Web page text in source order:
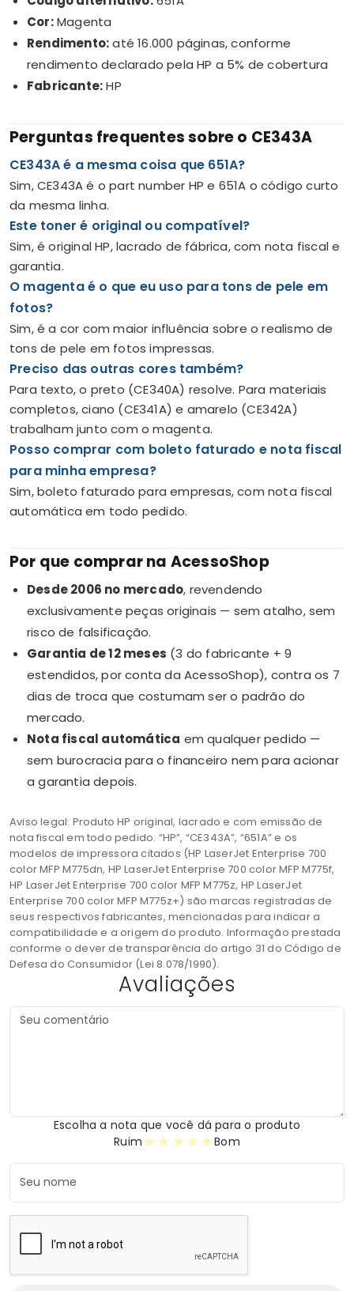
Cor:Magenta
Rendimento:até 16.000 páginas, conforme
rendimento declarado pela HP a 5% de cobertura
Fabricante:HP
Perguntas frequentes sobre o CE343A
CE343A é a mesma coisa que 651A?
Sim, CE343A é o part number HP e 651A o código curto
da mesma linha.
Este toner é original ou compatível?
Sim, é original HP, lacrado de fábrica, com nota fiscal e
garantia.
O magenta é o que eu uso para tons de pele em
fotos?
Sim, é a cor com maior influência sobre o realismo de
tons de pele em fotos impressas.
Preciso das outras cores também?
Para texto, o preto (CE340A) resolve. Para materiais
completos, ciano (CE341A) e amarelo (CE342A)
trabalham junto com o magenta.
Posso comprar com boleto faturado e nota fiscal
para minha empresa?
Sim, boleto faturado para empresas, com nota fiscal
automática em todo pedido.
Por que comprar na AcessoShop
Desde 2006 no mercado, revendendo
exclusivamente peças originais — sem atalho, sem
risco de falsificação.
Garantia de 12 meses (3 do fabricante + 9
estendidos, por conta da AcessoShop), contra os 7
dias de troca que costumam ser o padrão do
mercado.
Nota fiscal automática em qualquer pedido —
sem burocracia para o financeiro nem para acionar
a garantia depois.
Aviso legal: Produto HP original, lacrado e com emissão de
nota fiscal em todo pedido. “HP”, “CE343A”, “651A” e os
modelos de impressora citados (HP LaserJet Enterprise 700
color MFP M775dn, HP LaserJet Enterprise 700 color MFP M775f,
HP LaserJet Enterprise 700 color MFP M775z, HP LaserJet
Enterprise 700 color MFP M775z+) são marcas registradas de
seus respectivos fabricantes, mencionadas para indicar a
compatibilidade e a origem do produto. Informação prestada
conforme o dever de transparência do artigo 31 do Código de
Defesa do Consumidor (Lei 8.078/1990).
Avaliações
Escolha a nota que você dá para o produto
Ruim
★
★
★
★
★ Bom